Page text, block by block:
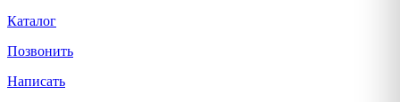
Каталог
Позвонить
Написать